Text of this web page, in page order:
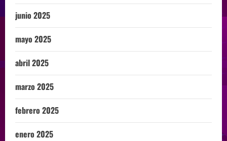
junio 2025
mayo 2025
abril 2025
marzo 2025
febrero 2025
enero 2025